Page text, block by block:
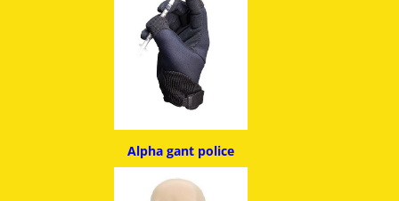
Alpha gant police